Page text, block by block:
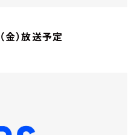
金）放送予定